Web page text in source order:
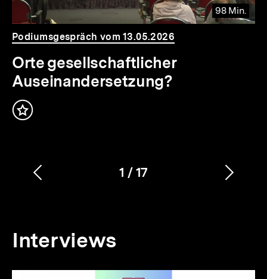
98 Min.
Video
Dauer
98
Min.
Podiumsgespräch vom 13.05.2026
Orte gesellschaftlicher
Auseinandersetzung?
Inhalt
Karussellinhalt
1
von
/ 17
Vorherigen
Interviews